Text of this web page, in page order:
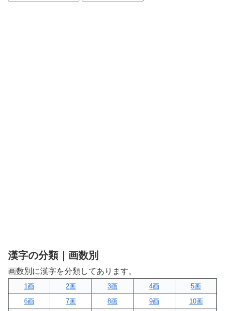
漢字の分類｜画数別
画数別に漢字を分類してあります。
1画 2画 3画 4画
5画
6画
7画 8画 9画
10画